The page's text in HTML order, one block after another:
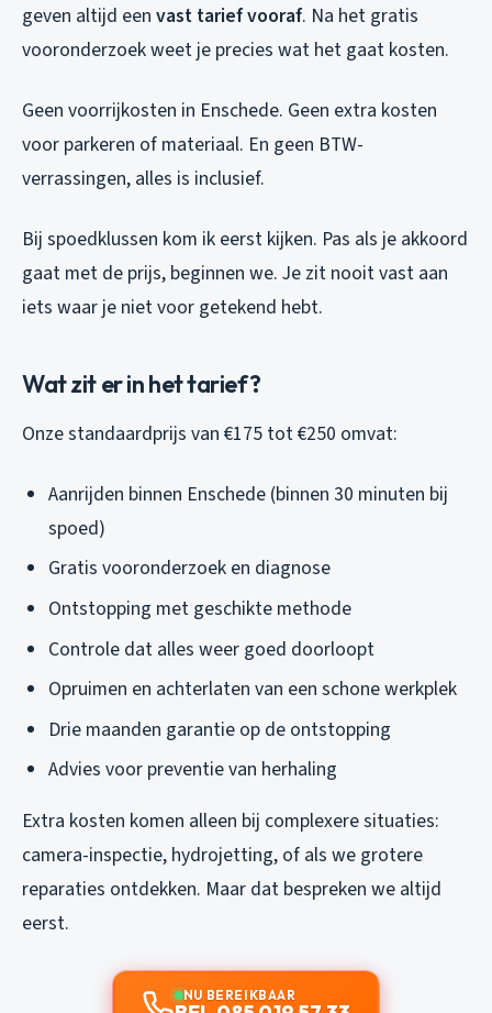
geven altijd een vast tarief vooraf. Na het gratis
vooronderzoek weet je precies wat het gaat kosten.
Geen voorrijkosten in Enschede. Geen extra kosten
voor parkeren of materiaal. En geen BTW-
verrassingen, alles is inclusief.
Bij spoedklussen kom ik eerst kijken. Pas als je akkoord
gaat met de prijs, beginnen we. Je zit nooit vast aan
iets waar je niet voor getekend hebt.
Wat zit er in het tarief?
Onze standaardprijs van €175 tot €250 omvat:
Aanrijden binnen Enschede (binnen 30 minuten bij
spoed)
Gratis vooronderzoek en diagnose
Ontstopping met geschikte methode
Controle dat alles weer goed doorloopt
Opruimen en achterlaten van een schone werkplek
Drie maanden garantie op de ontstopping
Advies voor preventie van herhaling
Extra kosten komen alleen bij complexere situaties:
camera-inspectie, hydrojetting, of als we grotere
reparaties ontdekken. Maar dat bespreken we altijd
eerst.
NU BEREIKBAAR